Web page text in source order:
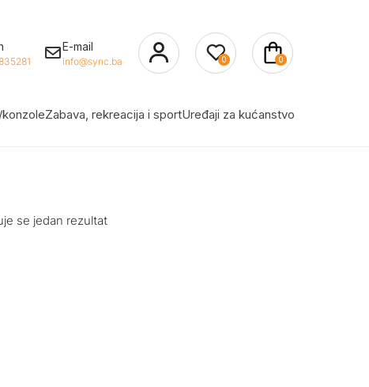
E-mail
info@sync.ba 0 0
Zabava, rekreacija i sportUređaji za kućanstvo
se jedan rezultat